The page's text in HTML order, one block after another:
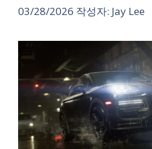
03/28/2026 작성자: Jay Lee